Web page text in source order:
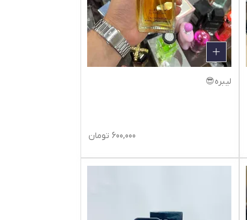
لیبره😎
600,000 تومان